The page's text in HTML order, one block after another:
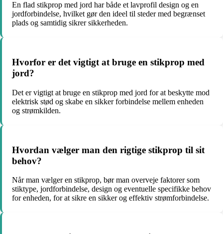
En flad stikprop med jord har både et lavprofil design og en
jordforbindelse, hvilket gør den ideel til steder med begrænset
plads og samtidig sikrer sikkerheden.
Hvorfor er det vigtigt at bruge en stikprop med
jord?
Det er vigtigt at bruge en stikprop med jord for at beskytte mod
elektrisk stød og skabe en sikker forbindelse mellem enheden
og strømkilden.
Hvordan vælger man den rigtige stikprop til sit
behov?
Når man vælger en stikprop, bør man overveje faktorer som
stiktype, jordforbindelse, design og eventuelle specifikke behov
for enheden, for at sikre en sikker og effektiv strømforbindelse.